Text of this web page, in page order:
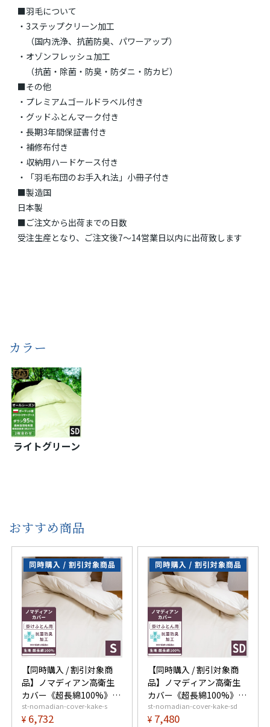
■羽毛について
・3ステップクリーン加工
（国内洗浄、抗菌防臭、パワーアップ）
・オゾンフレッシュ加工
（抗菌・除菌・防臭・防ダニ・防カビ）
■その他
・プレミアムゴールドラベル付き
・グッドふとんマーク付き
・長期3年間保証書付き
・補修布付き
・収納用ハードケース付き
・「羽毛布団のお手入れ法」小冊子付き
■製造国
日本製
■ご注文から出荷までの日数
受注生産となり、ご注文後7～14営業日以内に出荷致します
カラー
ライトグリーン
おすすめ商品
【同時購入 / 割引対象商
品】ノマディアン高衛生
カバー《超長綿100%》掛
けふとん用 シングル
st-nomadian-cover-kake-s
¥ 6,732
【同時購入 / 割引対象商
品】ノマディアン高衛生
カバー《超長綿100%》掛
けふとん用 セミダブル
st-nomadian-cover-kake-sd
¥ 7,480